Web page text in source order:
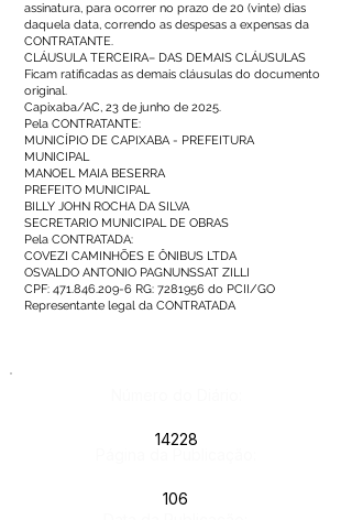
assinatura, para ocorrer no prazo de 20 (vinte) dias
daquela data, correndo as despesas a expensas da
CONTRATANTE.
CLÁUSULA TERCEIRA– DAS DEMAIS CLÁUSULAS
Ficam ratificadas as demais cláusulas do documento
original.
Capixaba/AC, 23 de junho de 2025.
Pela CONTRATANTE:
MUNICÍPIO DE CAPIXABA - PREFEITURA
MUNICIPAL
MANOEL MAIA BESERRA
PREFEITO MUNICIPAL
BILLY JOHN ROCHA DA SILVA
SECRETARIO MUNICIPAL DE OBRAS
Pela CONTRATADA:
COVEZI CAMINHÕES E ÔNIBUS LTDA
OSVALDO ANTONIO PAGNUNSSAT ZILLI
CPF: 471.846.209-6 RG: 7281956 do PCII/GO
Representante legal da CONTRATADA
14228
106